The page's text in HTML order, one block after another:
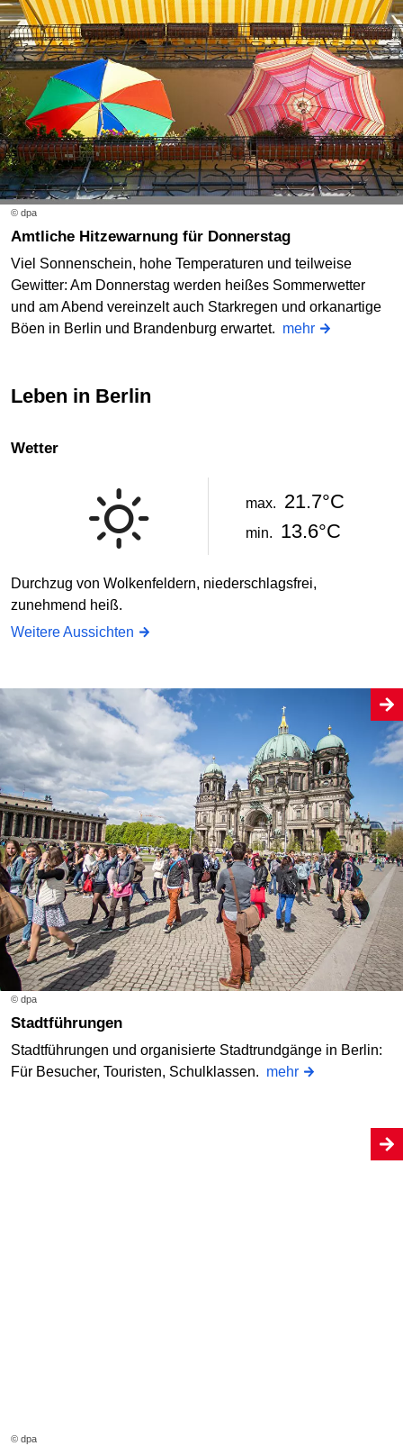
© dpa
Amtliche Hitzewarnung für Donnerstag
Viel Sonnenschein, hohe Temperaturen und teilweise
Gewitter: Am Donnerstag werden heißes Sommerwetter
und am Abend vereinzelt auch Starkregen und orkanartige
Böen in Berlin und Brandenburg erwartet. mehr
Leben in Berlin
Wetter
max. 21.7°C
min. 13.6°C
Durchzug von Wolkenfeldern, niederschlagsfrei,
zunehmend heiß.
Weitere Aussichten
© dpa
Stadtführungen
Stadtführungen und organisierte Stadtrundgänge in Berlin:
Für Besucher, Touristen, Schulklassen. mehr
© dpa